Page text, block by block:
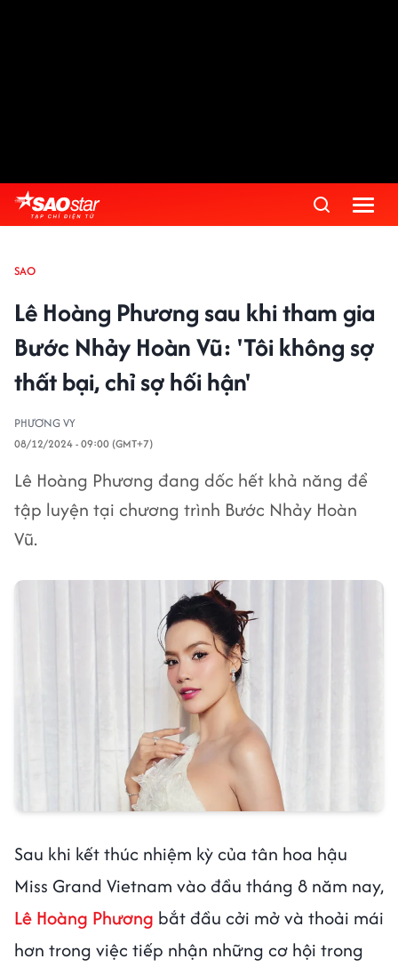
SAO
Lê Hoàng Phương sau khi tham gia
Bước Nhảy Hoàn Vũ: 'Tôi không sợ
thất bại, chỉ sợ hối hận'
PHƯƠNG VY
08/12/2024 - 09:00 (GMT+7)
Lê Hoàng Phương đang dốc hết khả năng để
tập luyện tại chương trình Bước Nhảy Hoàn
Vũ.
Sau khi kết thúc nhiệm kỳ của tân hoa hậu
Miss Grand Vietnam vào đầu tháng 8 năm nay,
Lê Hoàng Phương bắt đầu cởi mở và thoải mái
hơn trong việc tiếp nhận những cơ hội trong